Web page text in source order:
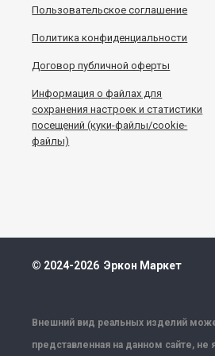
Пользовательское соглашение
Политика конфиденциальности
Договор публичной оферты
Информацияофайлах для
сохранения настроек и статистики
посещений (куки-файлы/cookie-
файлы)
© 2024-2026 Эркон Маркет
Внешний вид реальных изделий
представленная на данном сайте, не